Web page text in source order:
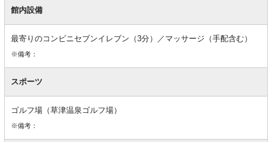
館内設備
最寄りのコンビニセブンイレブン（3分）／マッサージ（手配含む）
※備考：
スポーツ
ゴルフ場（草津温泉ゴルフ場）
※備考：